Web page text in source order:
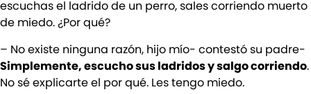
escuchas el ladrido de un perro, sales corriendo muerto
de miedo. ¿Por qué?
– No existe ninguna razón, hijo mío- contestó su padre-
Simplemente, escucho sus ladridos y salgo corriendo.
No sé explicarte el por qué. Les tengo miedo.